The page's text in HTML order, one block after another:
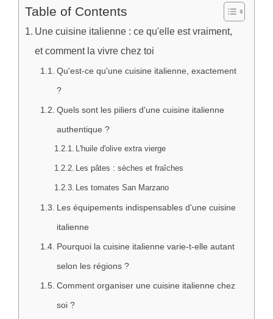
Table of Contents
Une cuisine italienne : ce qu'elle est vraiment,
et comment la vivre chez toi
Qu'est-ce qu'une cuisine italienne, exactement
?
Quels sont les piliers d'une cuisine italienne
authentique ?
L'huile d'olive extra vierge
Les pâtes : sèches et fraîches
Les tomates San Marzano
Les équipements indispensables d'une cuisine
italienne
Pourquoi la cuisine italienne varie-t-elle autant
selon les régions ?
Comment organiser une cuisine italienne chez
soi ?